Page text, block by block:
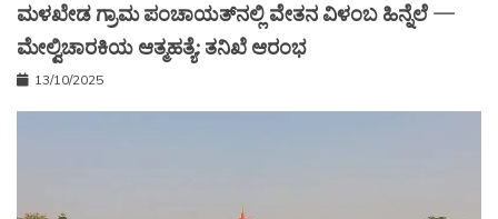
ಮಳಖೇಡ ಗ್ರಾಮ ಪಂಚಾಯತ್‌ನಲ್ಲಿ ವೇತನ ವಿಳಂಬ ಹಿನ್ನೆಲೆ —
ಮೇಲ್ವಿಚಾರಕಿಯ ಆತ್ಮಹತ್ಯೆ: ತನಿಖೆ ಆರಂಭ
13/10/2025